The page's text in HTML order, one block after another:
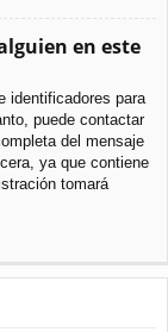
en este
identificadores para
puede contactar
del mensaje
ya que contiene
tomará